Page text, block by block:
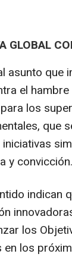
GLOBAL
asunto que
el
los
que
y convicción.
indican
los
en los